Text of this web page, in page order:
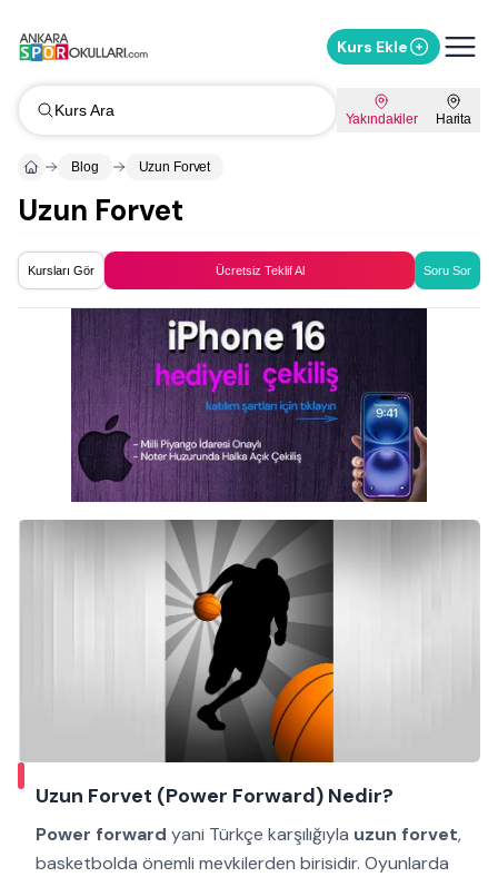
Kurs Ekle
Kurs Ara Yakındakiler Harita
Blog Uzun Forvet
Uzun Forvet
Kursları Gör Ücretsiz Teklif Al Soru Sor
Uzun Forvet (Power Forward) Nedir?
Power forward yani Türkçe karşılığıyla uzun forvet,
basketbolda önemli mevkilerden birisidir. Oyunlarda